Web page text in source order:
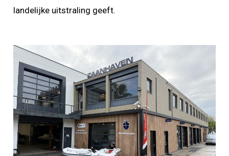
landelijke uitstraling geeft.